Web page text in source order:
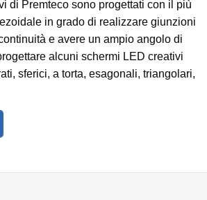
di Premteco sono progettati con il più
in grado di realizzare giunzioni
e avere un ampio angolo di
alcuni schermi LED creativi
sferici, a torta, esagonali, triangolari,